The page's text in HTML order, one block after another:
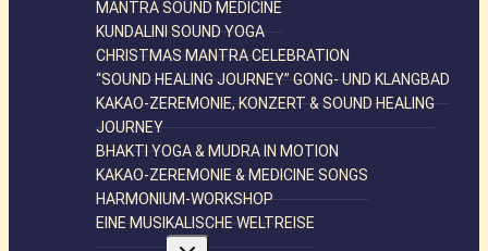
MANTRA SOUND MEDICINE
KUNDALINI SOUND YOGA
CHRISTMAS MANTRA CELEBRATION
“SOUND HEALING JOURNEY” GONG- UND KLANGBAD
KAKAO-ZEREMONIE, KONZERT & SOUND HEALING
JOURNEY
BHAKTI YOGA & MUDRA IN MOTION
KAKAO-ZEREMONIE & MEDICINE SONGS
HARMONIUM-WORKSHOP
EINE MUSIKALISCHE WELTREISE
Untermenü